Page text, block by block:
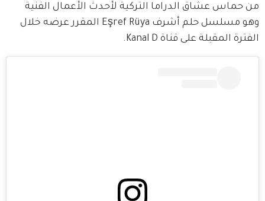
من حماس عشاق الدراما التركية لأحدث الأعمال الفنية
وهو مسلسل حلم أشرف Eşref Rüya المقرر عرضه خلال
الفترة المقبلة على قناة Kanal D.